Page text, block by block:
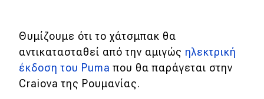
Eco
Νέα
Θυμίζουμε ότι το χάτσμπακ θα
αντικατασταθεί από την αμιγώς ηλεκτρική
έκδοση του Puma που θα παράγεται στην
Craiova της Ρουμανίας.